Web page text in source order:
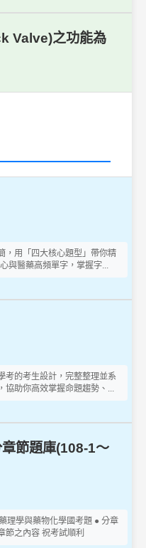
Valve)之功能為
，用「四大核心題型」帶你精
與醫藥高頻單字，掌握字...
考的考生設計，完整整理並系
協助你高效掌握命題趨勢、...
節題庫(108-1～
理學與藥物化學國考題 ● 分章
節之內容 祝考試順利